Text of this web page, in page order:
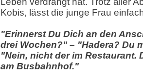
Kobis, lässt die junge Frau
"Erinnerst Du Dich an den
drei Wochen?" – "Hadera? Du
"Nein, nicht der im Restaurant.
am Busbahnhof."